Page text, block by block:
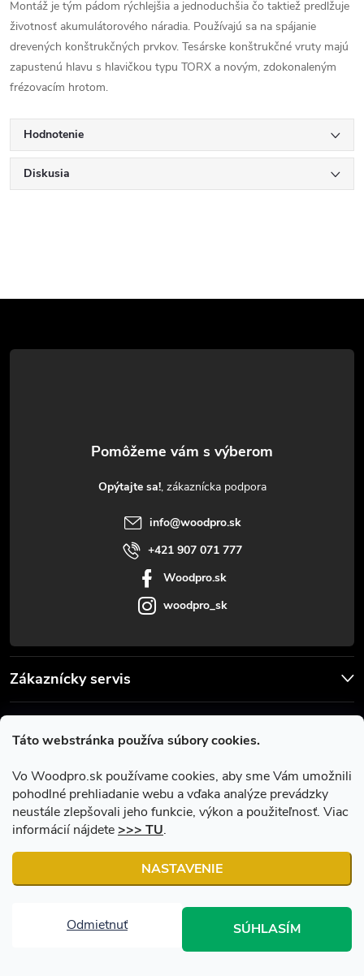
Táto webstránka používa súbory cookies.
Vo Woodpro.sk používame cookies, aby sme Vám umožnili
pohodlné prehliadanie webu a vďaka analýze prevádzky
neustále zlepšovali jeho funkcie, výkon a použiteľnosť. Viac
informácií nájdete>>> TU.
NASTAVENIE
Odmietnuť SÚHLASÍM
Montáž je tým pádom rýchlejšia a jednoduchšia čo taktiež predlžuje
životnosť akumulátorového náradia. Používajú sa na spájanie
drevených konštrukčných prvkov. Tesárske konštrukčné vruty majú
zapustenú hlavu s hlavičkou typu TORX a novým, zdokonaleným
frézovacím hrotom.
Hodnotenie
Diskusia
á
Zákaznícky servis
Opýtajte sa!
info@woodpro.sk
+421 907 071 777
Woodpro.sk
woodpro_sk
Facebook
Copyright 2026Woodpro.sk. Všetky práva vyhradené.Upraviť
nastavenie cookies